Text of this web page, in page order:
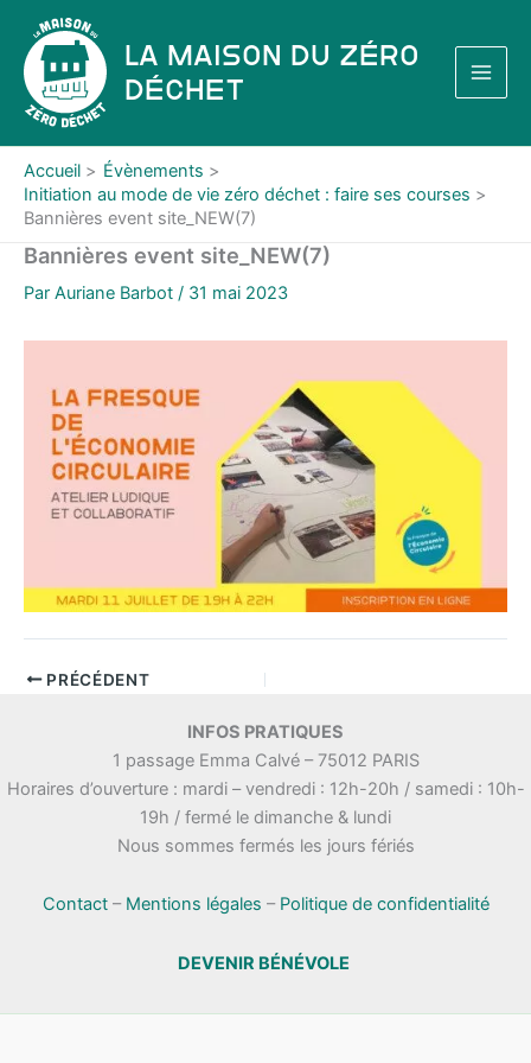
contenu
La Maison du Zéro
Déchet
Accueil
Évènements
Initiation au mode de vie zéro déchet : faire ses courses
Bannières event site_NEW(7)
Bannières event site_NEW(7)
Par Auriane Barbot / 31 mai 2023
PRÉCÉDENT
INFOS PRATIQUES
1 passage Emma Calvé – 75012 PARIS
Horaires d’ouverture : mardi – vendredi : 12h-20h / samedi : 10h-
19h / fermé le dimanche & lundi
Nous sommes fermés les jours fériés
Contact– Mentions légales – Politique de confidentialité
DEVENIR BÉNÉVOLE